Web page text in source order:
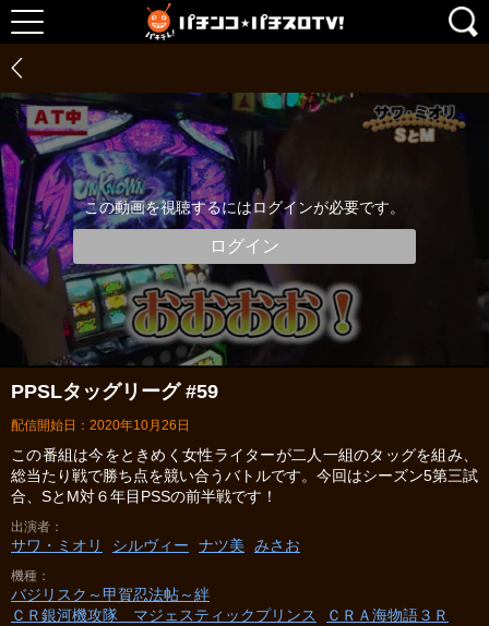
この動画を視聴するにはログインが必要です。
ログイン
PPSLタッグリーグ #59
配信開始日：2020年10月26日
この番組は今をときめく女性ライターが二人一組のタッグを組み、
総当たり戦で勝ち点を競い合うバトルです。今回はシーズン5第三試
合、SとM対６年目PSSの前半戦です！
出演者
サワ・ミオリ シルヴィー ナツ美 みさお
機種
バジリスク～甲賀忍法帖～絆
ＣＲ銀河機攻隊 マジェスティックプリンス
ＣＲＡ海物語３Ｒ